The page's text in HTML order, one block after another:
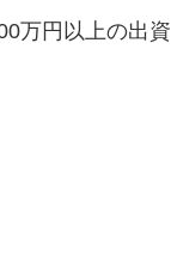
万円以上の出資